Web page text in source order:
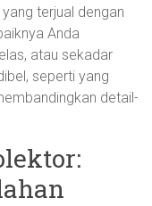
terjual dengan
Anda
atau sekadar
seperti yang
detail-